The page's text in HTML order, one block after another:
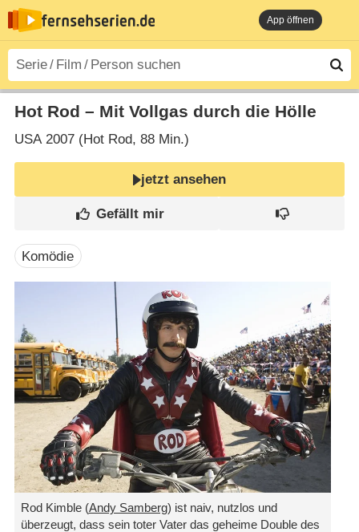
App öffnen
Hot Rod – Mit Vollgas durch die Hölle
USA2007 (Hot Rod‎, 88 Min.)
jetzt ansehen
Komödie
Rod Kimble (Andy Samberg) ist naiv, nutzlos und
überzeugt, dass sein toter Vater das geheime Double des